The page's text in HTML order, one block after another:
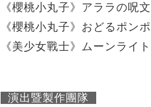
《櫻桃小丸子》アララの呪文
《櫻桃小丸子》おどるポン
《美少女戰士》ムーンライ
演出暨製作團隊